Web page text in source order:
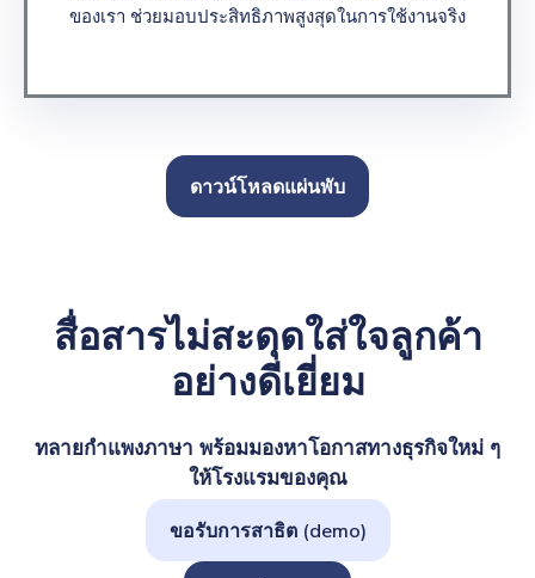
ของเรา ช่วยมอบประสิทธิภาพสูงสุดในการใช้งานจริง
ดาวน์โหลดแผ่นพับ
สื่อสารไม่สะดุดใส่ใจลูกค้า
อย่างดีเยี่ยม
ทลายกำแพงภาษา พร้อมมองหาโอกาสทางธุรกิจใหม่ ๆ
ให้โรงแรมของคุณ
ขอรับการสาธิต (demo)